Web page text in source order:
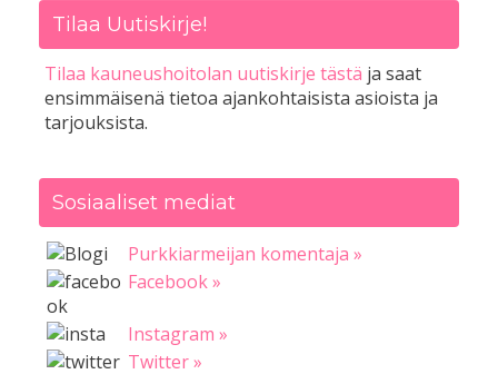
Tilaa Uutiskirje!
Tilaa kauneushoitolan uutiskirje tästä ja saat
ensimmäisenä tietoa ajankohtaisista asioista ja
tarjouksista.
Sosiaaliset mediat
Purkkiarmeijan komentaja »
Facebook »
Instagram »
Twitter »